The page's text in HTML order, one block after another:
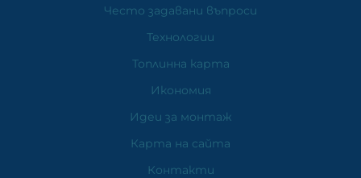
Често задавани въпроси
Технологии
Топлинна карта
Икономия
Идеи за монтаж
Карта на сайта
Контакти